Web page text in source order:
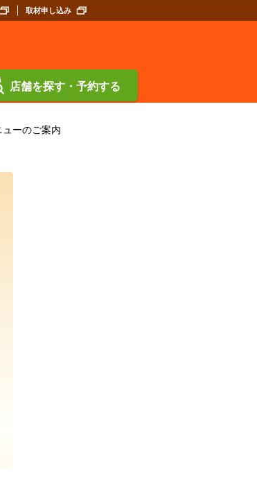
取材申し込み
店舗を探す・予約する
ューのご案内